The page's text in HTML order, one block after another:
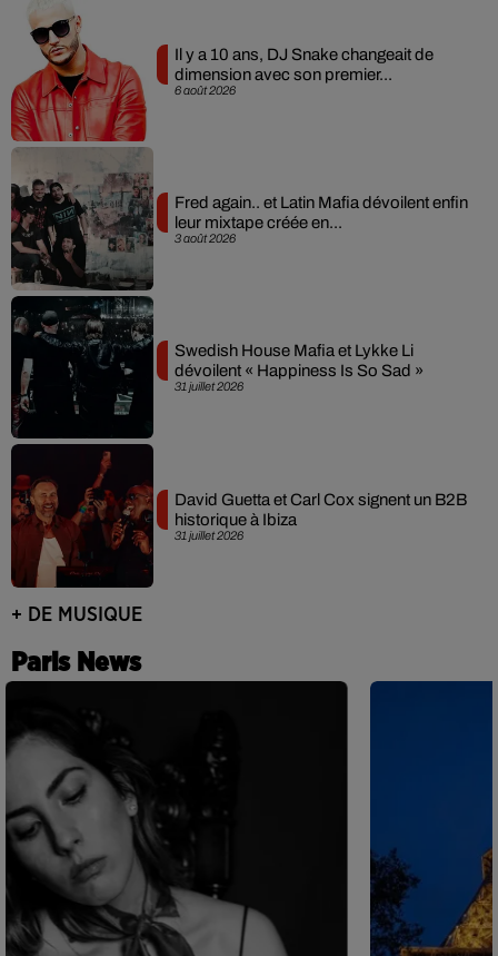
6 août 2026
Il y a 10 ans, DJ Snake changeait de
dimension avec son premier...
3 août 2026
Fred again.. et Latin Mafia dévoilent enfin
leur mixtape créée en...
31 juillet 2026
Swedish House Mafia et Lykke Li
dévoilent « Happiness Is So Sad »
31 juillet 2026
David Guetta et Carl Cox signent un B2B
historique à Ibiza
+ DE MUSIQUE
Paris News